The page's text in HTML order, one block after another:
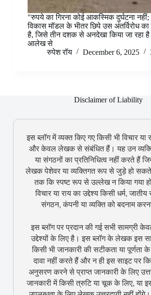
"रुपये का गिरना कोई आकस्मिक दुर्घटना नहीं;
विकास मॉडल के भीतर छिपे उस अंतर्विरोध का
है, जिसे तीन दशक से अनदेखा किया जा रहा
आलेख से
रुपेश रॉय
December 6, 2025
Disclaimer of Liability
इस ब्लॉग में व्यक्त किए गए किसी भी विचार या
और केवल लेखक से संबंधित हैं। यह उन
या संगठनों का प्रतिनिधित्व नहीं करते हैं
लेखक पेशेवर या व्यक्तिगत रूप से जुड़े हो सकते
तक कि स्पष्ट रूप से उल्लेख न किया गया
विचार या राय का उद्देश्य किसी धर्म,
संगठन, कंपनी या व्यक्ति को बदनाम
इस ब्लॉग पर प्रदान की गई सभी सामग्री
उद्देश्यों के लिए है। इस ब्लॉग के लेखक इस
किसी भी जानकारी की सटीकता या पूर्णता
दावा नहीं करते हैं और न ही इस साइट पर
अनुसरण करने से प्राप्त जानकारी के लिए
जानकारी में किसी त्रुटि या चूक के लिए, या